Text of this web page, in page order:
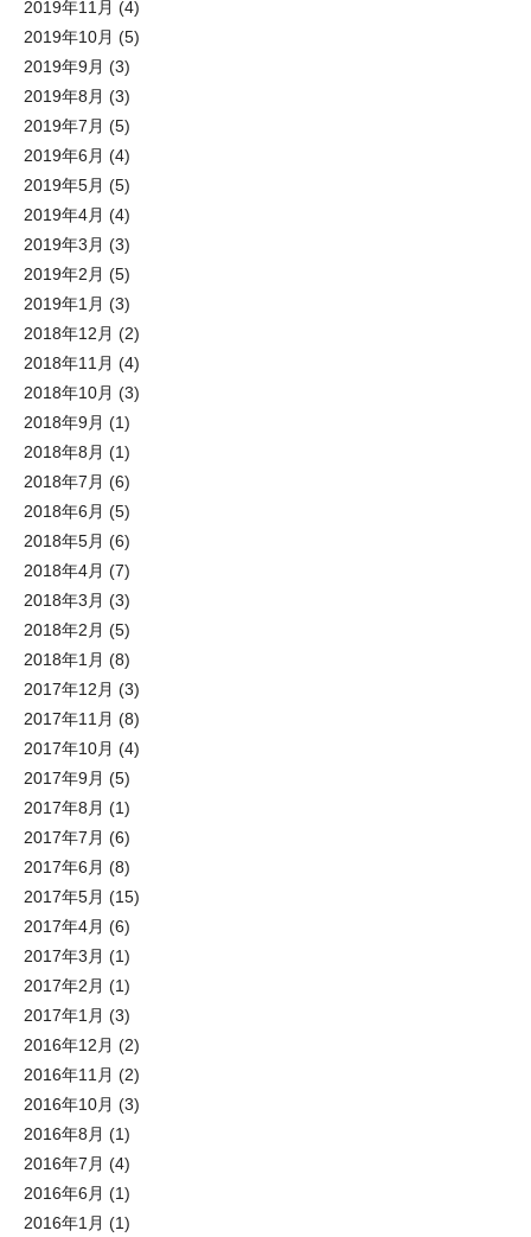
2019年11月 (4)
2019年10月 (5)
2019年9月 (3)
2019年8月 (3)
2019年7月 (5)
2019年6月 (4)
2019年5月 (5)
2019年4月 (4)
2019年3月 (3)
2019年2月 (5)
2019年1月 (3)
2018年12月 (2)
2018年11月 (4)
2018年10月 (3)
2018年9月 (1)
2018年8月 (1)
2018年7月 (6)
2018年6月 (5)
2018年5月 (6)
2018年4月 (7)
2018年3月 (3)
2018年2月 (5)
2018年1月 (8)
2017年12月 (3)
2017年11月 (8)
2017年10月 (4)
2017年9月 (5)
2017年8月 (1)
2017年7月 (6)
2017年6月 (8)
2017年5月 (15)
2017年4月 (6)
2017年3月 (1)
2017年2月 (1)
2017年1月 (3)
2016年12月 (2)
2016年11月 (2)
2016年10月 (3)
2016年8月 (1)
2016年7月 (4)
2016年6月 (1)
2016年1月 (1)